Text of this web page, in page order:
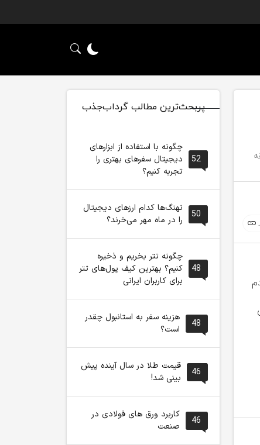
پزشکیان:آذربایجان و
شکست‌ناپذیر دفاع از
قانون در مشروطه بود
پزشکیان: فلسطین
مسئله نخست جهان
اسلام به شمار می‌رود
پربحث‌ترین مطالب گرداب‌جذب
52
چگونه با استفاده از ابزارهای
دیجیتال سفرهای بهتری را
تجربه کنیم؟
50
نهنگ‌ها کدام ارزهای دیجیتال
را در ماه مهر می‌خرند؟
48
چگونه تتر بخریم و ذخیره
کنیم؟ بهترین کیف پول‌های تتر
برای کاربران ایرانی
48
هزینه سفر به استانبول چقدر
است؟
46
قیمت طلا در سال آینده پیش
بینی شد!
46
کاربرد ورق های فولادی در
صنعت